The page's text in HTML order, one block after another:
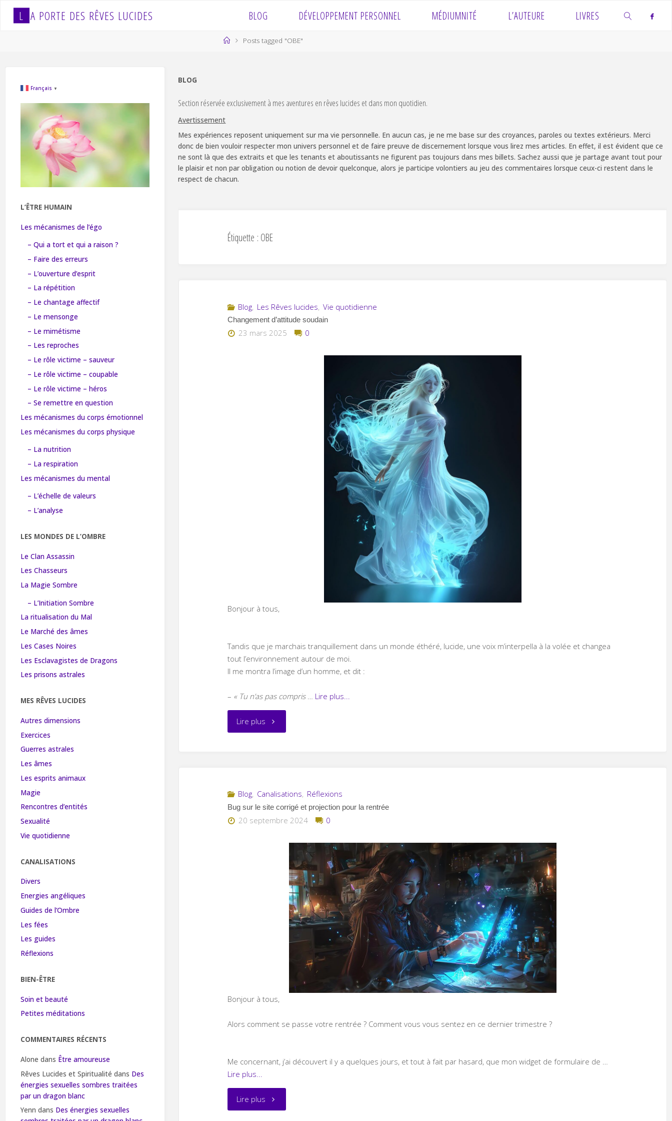
L A PORTE DES RÊVES LUCIDES BLOG DÉVELOPPEMENT PERSONNEL MÉDIUMNITÉ L’AUTEURE LIVRES
HomePosts tagged "OBE"
BLOG
Section réservée exclusivement à mes aventures en rêves lucides et dans mon quotidien.
Avertissement
Mes expériences reposent uniquement sur ma vie personnelle. En aucun cas, je ne me base sur des croyances, paroles ou textes extérieurs. Merci
donc de bien vouloir respecter mon univers personnel et de faire preuve de discernement lorsque vous lirez mes articles. En effet, il est évident que ce
ne sont là que des extraits et que les tenants et aboutissants ne figurent pas toujours dans mes billets. Sachez aussi que je partage avant tout pour
le plaisir et non par obligation ou notion de devoir quelconque, alors je participe volontiers au jeu des commentaires lorsque ceux-ci restent dans le
respect de chacun.
Étiquette : OBE
Blog, Les Rêves lucides, Vie quotidienne
Changement d’attitude soudain
23 mars 2025 0
Bonjour à tous,
Tandis que je marchais tranquillement dans un monde éthéré, lucide, une voix m’interpella à la volée et changea
tout l’environnement autour de moi.
Il me montra l’image d’un homme, et dit :
– « Tu n’as pas compris … Lire plus...
Lire plus "Changement
Blog, Canalisations, Réflexions
Bug sur le site corrigé et projection pour la rentrée
20 septembre 2024 0
Bonjour à tous,
Alors comment se passe votre rentrée ? Comment vous vous sentez en ce dernier trimestre ?
Me concernant, j’ai découvert il y a quelques jours, et tout à fait par hasard, que mon widget de formulaire de …
Lire plus...
Lire plus "Bug
Français ▼
L’ÊTRE HUMAIN
Les mécanismes de l’égo
– Qui a tort et qui a raison ?
– Faire des erreurs
– L’ouverture d’esprit
– La répétition
– Le chantage affectif
– Le mensonge
– Le mimétisme
– Les reproches
– Le rôle victime – sauveur
– Le rôle victime – coupable
– Le rôle victime – héros
– Se remettre en question
Les mécanismes du corps émotionnel
Les mécanismes du corps physique
– La nutrition
– La respiration
Les mécanismes du mental
– L’échelle de valeurs
– L’analyse
LES MONDES DE L’OMBRE
Le Clan Assassin
Les Chasseurs
La Magie Sombre
– L’Initiation Sombre
La ritualisation du Mal
Le Marché des âmes
Les Cases Noires
Les Esclavagistes de Dragons
Les prisons astrales
MES RÊVES LUCIDES
Autres dimensions
Exercices
Guerres astrales
Les âmes
Les esprits animaux
Magie
Rencontres d’entités
Sexualité
Vie quotidienne
CANALISATIONS
Divers
Energies angéliques
Guides de l’Ombre
Les fées
Les guides
Réflexions
BIEN-ÊTRE
Soin et beauté
Petites méditations
COMMENTAIRES RÉCENTS
Alone dans Être amoureuse
Rêves Lucides et Spiritualité dans Des
énergies sexuelles sombres traitées
par un dragon blanc
Yenn dans Des énergies sexuelles